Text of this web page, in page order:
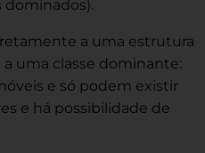
dominados).
a uma estrutura
a uma classe dominante:
e só podem existir
e há possibilidade de